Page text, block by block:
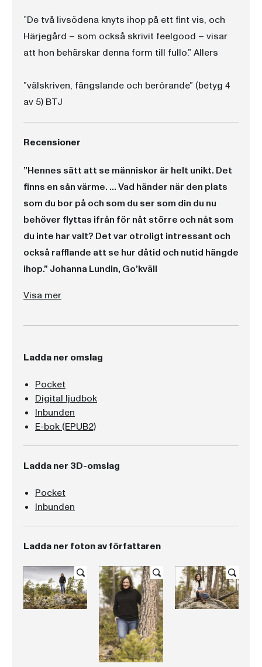
”De två livsödena knyts ihop på ett fint vis, och
Härjegård – som också skrivit feelgood – visar
att hon behärskar denna form till fullo.” Allers
”välskriven, fängslande och berörande” (betyg 4
av 5) BTJ
Recensioner
”Hennes sätt att se människor är helt unikt. Det
finns en sån värme. … Vad händer när den plats
som du bor på och som du ser som din du nu
behöver flyttas ifrån för nåt större och nåt som
du inte har valt? Det var otroligt intressant och
också rafflande att se hur dåtid och nutid hängde
ihop.” Johanna Lundin, Go’kväll
Visa mer
Ladda ner omslag
Pocket
Digital ljudbok
Inbunden
E-bok (EPUB2)
Ladda ner 3D-omslag
Pocket
Inbunden
Ladda ner foton av författaren